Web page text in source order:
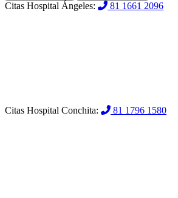
Citas Hospital Ángeles: 81 1661 2096
Citas Hospital Conchita: 81 1796 1580